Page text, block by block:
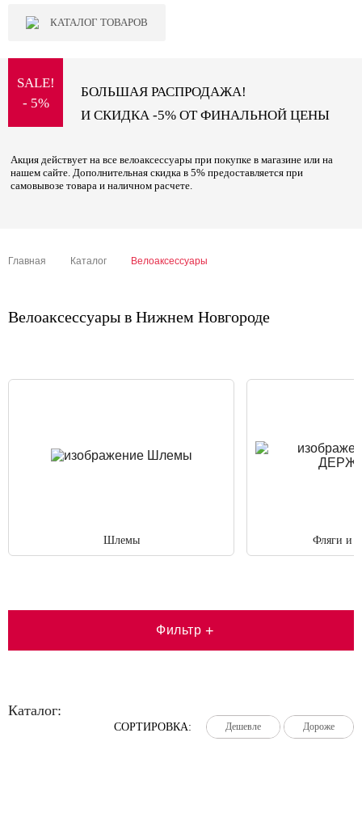
КАТАЛОГ ТОВАРОВ
SALE!
- 5%
БОЛЬШАЯ РАСПРОДАЖА!
И СКИДКА -5% ОТ ФИНАЛЬНОЙ ЦЕНЫ
Акция действует на все велоаксессуары при покупке в магазине или на
нашем сайте. Дополнительная скидка в 5% предоставляется при
самовывозе товара и наличном расчете.
Главная Каталог Велоаксессуары
Велоаксессуары в Нижнем Новгороде
Шлемы Фляги и
Фильтр +
Каталог:
СОРТИРОВКА: Дешевле
Дешевле
Дешевле Дороже
Дороже
Дороже